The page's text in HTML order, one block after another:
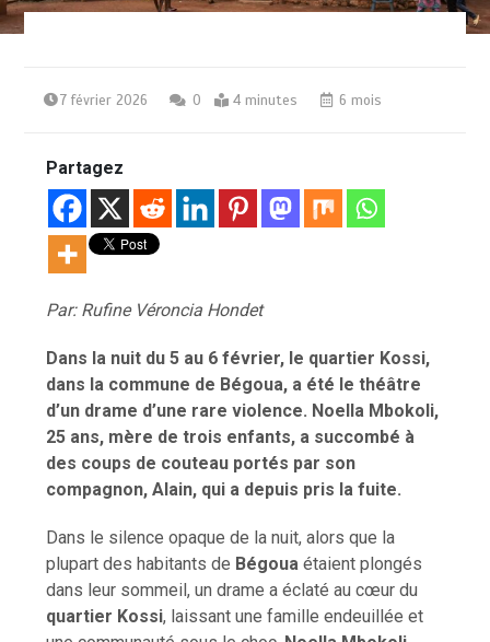
7 février 2026 0 4 minutes 6 mois
Partagez
Par: Rufine Véroncia Hondet
Dans la nuit du 5 au 6 février, le quartier Kossi,
dans la commune de Bégoua, a été le théâtre
d’un drame d’une rare violence. Noella Mbokoli,
25 ans, mère de trois enfants, a succombé à
des coups de couteau portés par son
compagnon, Alain, qui a depuis pris la fuite.
Dans le silence opaque de la nuit, alors que la
plupart des habitants de Bégoua étaient plongés
dans leur sommeil, un drame a éclaté au cœur du
quartier Kossi, laissant une famille endeuillée et